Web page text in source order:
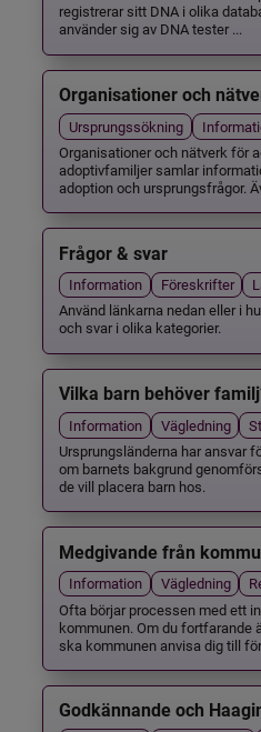
registrerar sitt DNA i olika
använder sig av DNA tester ...
Organisationer och
Ursprungssökning
Organisationer och nätverk för
adoptivfamiljer samlar
adoption och ursprungsfrågor.
Frågor & svar
Information Föreskrifter
Använd länkarna nedan eller i
och svar i olika kategorier.
Vilka barn behöver
Information Vägledning
Ursprungsländerna har ansvar
om barnets bakgrund
de vill placera barn hos.
Medgivande från
Information Vägledning
Ofta börjar processen med ett
kommunen. Om du fortfarande
ska kommunen anvisa dig till
Godkännande och